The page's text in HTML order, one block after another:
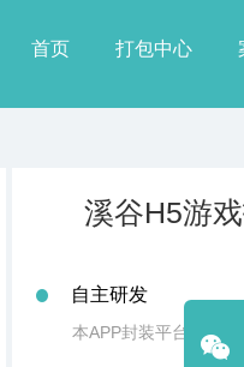
首页 打包中心
溪谷H5游
自主研发
本APP封装平台自主